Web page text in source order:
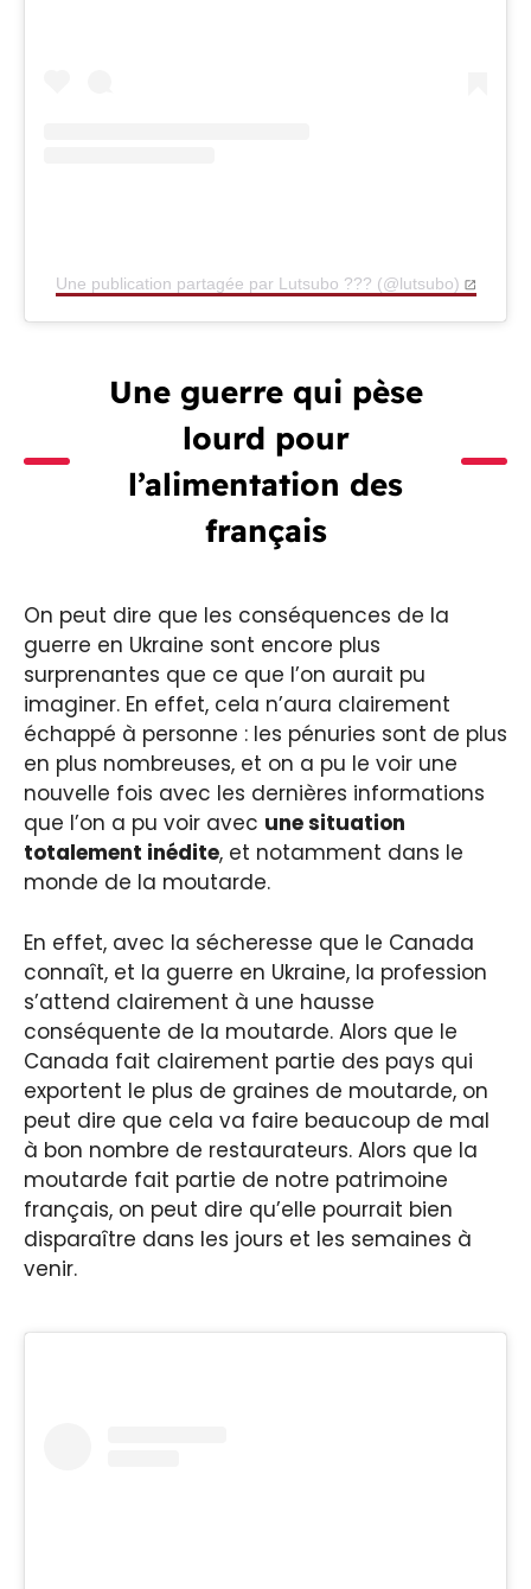
Une publication partagée par Lutsubo ??? (@lutsubo)
Une guerre qui pèse
lourd pour
l’alimentation des
français
On peut dire que les conséquences de la
guerre en Ukraine sont encore plus
surprenantes que ce que l’on aurait pu
imaginer. En effet, cela n’aura clairement
échappé à personne : les pénuries sont de plus
en plus nombreuses, et on a pu le voir une
nouvelle fois avec les dernières informations
que l’on a pu voir avec une situation
totalement inédite, et notamment dans le
monde de la moutarde.
En effet, avec la sécheresse que le Canada
connaît, et la guerre en Ukraine, la profession
s’attend clairement à une hausse
conséquente de la moutarde. Alors que le
Canada fait clairement partie des pays qui
exportent le plus de graines de moutarde, on
peut dire que cela va faire beaucoup de mal
à bon nombre de restaurateurs. Alors que la
moutarde fait partie de notre patrimoine
français, on peut dire qu’elle pourrait bien
disparaître dans les jours et les semaines à
venir.